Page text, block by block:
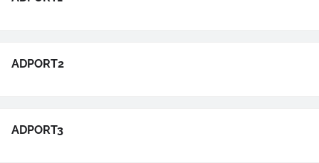
ADPORT2
ADPORT3